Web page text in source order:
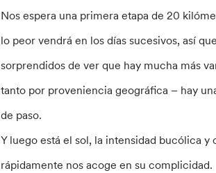
Nos espera una primera etapa de 20
lo peor vendrá en los días sucesivos, así
sorprendidos de ver que hay mucha más
tanto por proveniencia geográfica – hay
de paso.
Y luego está el sol, la intensidad bucólica
rápidamente nos acoge en su complicidad.